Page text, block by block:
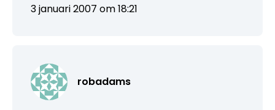
3 januari 2007 om 18:21
robadams